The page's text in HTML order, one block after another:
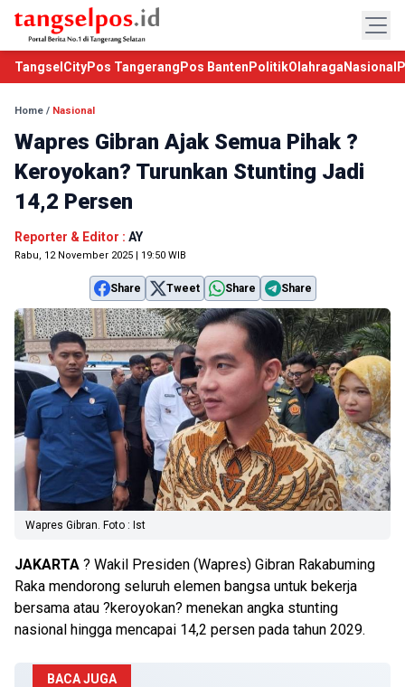
TangselCityPos Tangerang Pos Banten PolitikOlahraga Nasional
Home / Nasional
Wapres Gibran Ajak Semua Pihak ?
Keroyokan? Turunkan Stunting Jadi
14,2 Persen
Reporter & Editor : AY
Rabu, 12 November 2025 | 19:50 WIB
Share Tweet Share Share
Wapres Gibran. Foto : Ist
JAKARTA ? Wakil Presiden (Wapres) Gibran Rakabuming
Raka mendorong seluruh elemen bangsa untuk bekerja
bersama atau ?keroyokan? menekan angka stunting
nasional hingga mencapai 14,2 persen pada tahun 2029.
BACA JUGA